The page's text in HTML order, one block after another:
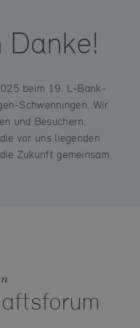
Danke!
beim 19. L‑Bank-
Schwenningen. Wir
und Besuchern.
vor uns liegenden
Zukunft gemeinsam